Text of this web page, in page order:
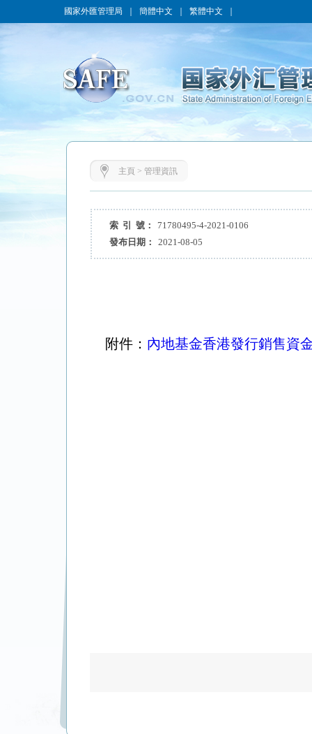
國家外匯管理局 簡體中文 繁體中文
主頁 > 管理資訊
索 引 號：
71780495-4-2021-0106
發布日期：
2021-08-05
附件： 內地基金香港發行銷售資